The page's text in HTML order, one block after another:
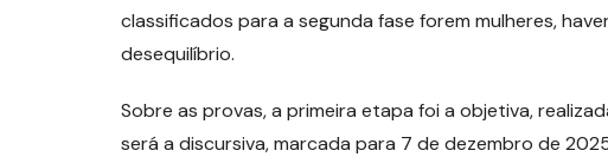
classificados para a segunda fase forem mulheres,
desequilíbrio.
Sobre as provas, a primeira etapa foi a objetiva,
será a discursiva, marcada para 7 de dezembro de